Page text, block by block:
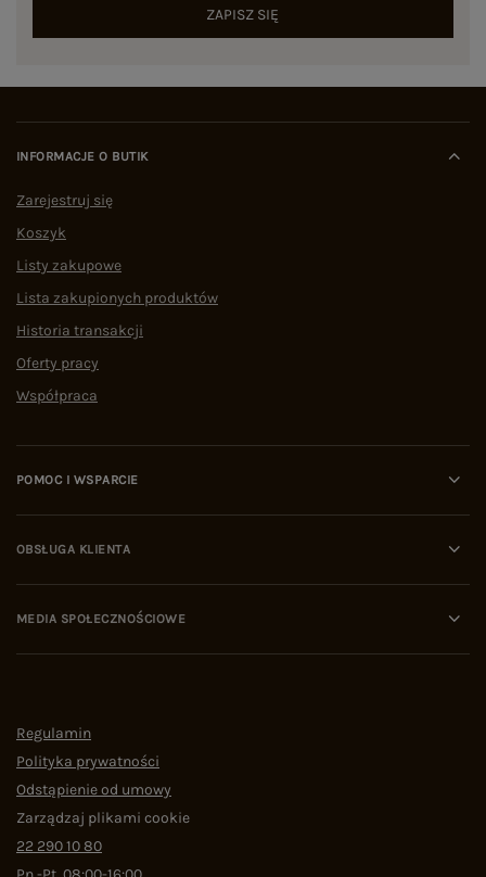
ZAPISZ SIĘ
INFORMACJE O BUTIK
Zarejestruj się
Koszyk
Listy zakupowe
Lista zakupionych produktów
Historia transakcji
Oferty pracy
Współpraca
POMOC I WSPARCIE
OBSŁUGA KLIENTA
MEDIA SPOŁECZNOŚCIOWE
Regulamin
Polityka prywatności
Odstąpienie od umowy
Zarządzaj plikami cookie
22 290 10 80